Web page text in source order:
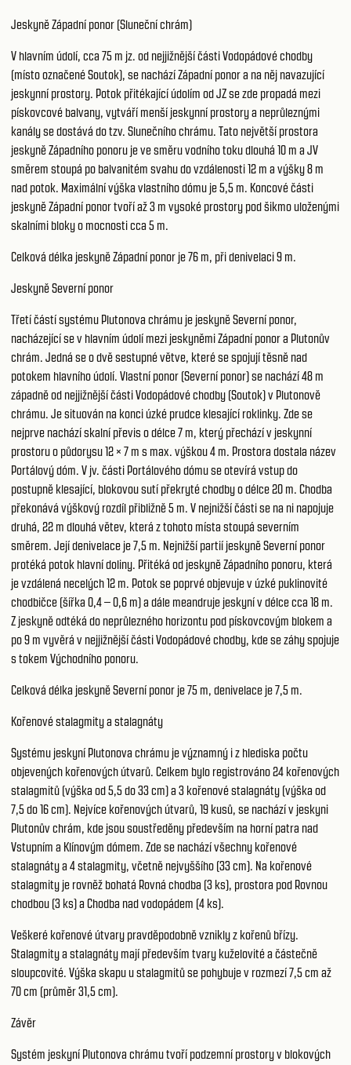
Jeskyně Západní ponor (Sluneční chrám)
V hlavním údolí, cca 75 m jz. od nejjižnější části Vodopádové chodby
(místo označené Soutok), se nachází Západní ponor a na něj navazující
jeskynní prostory. Potok přitékající údolím od JZ se zde propadá mezi
pískovcové balvany, vytváří menší jeskynní prostory a neprůleznými
kanály se dostává do tzv. Slunečního chrámu. Tato největší prostora
jeskyně Západního ponoru je ve směru vodního toku dlouhá 10 m a JV
směrem stoupá po balvanitém svahu do vzdálenosti 12 m a výšky 8 m
nad potok. Maximální výška vlastního dómu je 5,5 m. Koncové části
jeskyně Západní ponor tvoří až 3 m vysoké prostory pod šikmo uloženými
skalními bloky o mocnosti cca 5 m.
Celková délka jeskyně Západní ponor je 76 m, při denivelaci 9 m.
Jeskyně Severní ponor
Třetí částí systému Plutonova chrámu je jeskyně Severní ponor,
nacházející se v hlavním údolí mezi jeskyněmi Západní ponor a Plutonův
chrám. Jedná se o dvě sestupné větve, které se spojují těsně nad
potokem hlavního údolí. Vlastní ponor (Severní ponor) se nachází 48 m
západně od nejjižnější části Vodopádové chodby (Soutok) v Plutonově
chrámu. Je situován na konci úzké prudce klesající roklinky. Zde se
nejprve nachází skalní převis o délce 7 m, který přechází v jeskynní
prostoru o půdorysu 12 × 7 m s max. výškou 4 m. Prostora dostala název
Portálový dóm. V jv. části Portálového dómu se otevírá vstup do
postupně klesající, blokovou sutí překryté chodby o délce 20 m. Chodba
překonává výškový rozdíl přibližně 5 m. V nejnižší části se na ni napojuje
druhá, 22 m dlouhá větev, která z tohoto místa stoupá severním
směrem. Její denivelace je 7,5 m. Nejnižší partií jeskyně Severní ponor
protéká potok hlavní doliny. Přitéká od jeskyně Západního ponoru, která
je vzdálená necelých 12 m. Potok se poprvé objevuje v úzké puklinovité
chodbičce (šířka 0,4 – 0,6 m) a dále meandruje jeskyní v délce cca 18 m.
Z jeskyně odtéká do neprůlezného horizontu pod pískovcovým blokem a
po 9 m vyvěrá v nejjižnější části Vodopádové chodby, kde se záhy spojuje
s tokem Východního ponoru.
Celková délka jeskyně Severní ponor je 75 m, denivelace je 7,5 m.
Kořenové stalagmity a stalagnáty
Systému jeskyní Plutonova chrámu je významný i z hlediska počtu
objevených kořenových útvarů. Celkem bylo registrováno 24 kořenových
stalagmitů (výška od 5,5 do 33 cm) a 3 kořenové stalagnáty (výška od
7,5 do 16 cm). Nejvíce kořenových útvarů, 19 kusů, se nachází v jeskyni
Plutonův chrám, kde jsou soustředěny především na horní patra nad
Vstupním a Klínovým dómem. Zde se nachází všechny kořenové
stalagnáty a 4 stalagmity, včetně nejvyššího (33 cm). Na kořenové
stalagmity je rovněž bohatá Rovná chodba (3 ks), prostora pod Rovnou
chodbou (3 ks) a Chodba nad vodopádem (4 ks).
Veškeré kořenové útvary pravděpodobně vznikly z kořenů břízy.
Stalagmity a stalagnáty mají především tvary kuželovité a částečně
sloupcovité. Výška skapu u stalagmitů se pohybuje v rozmezí 7,5 cm až
70 cm (průměr 31,5 cm).
Závěr
Systém jeskyní Plutonova chrámu tvoří podzemní prostory v blokových